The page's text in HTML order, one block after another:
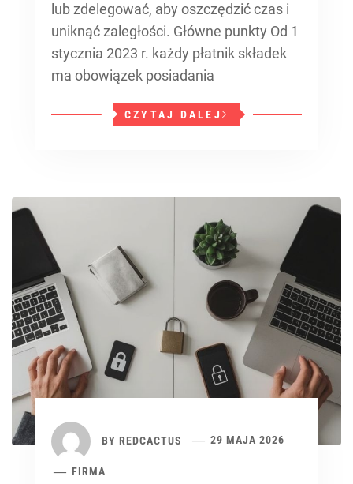
lub zdelegować, aby oszczędzić czas i
uniknąć zaległości. Główne punkty Od 1
stycznia 2023 r. każdy płatnik składek
ma obowiązek posiadania
CZYTAJ DALEJ
BY REDCACTUS 29 MAJA 2026
FIRMA